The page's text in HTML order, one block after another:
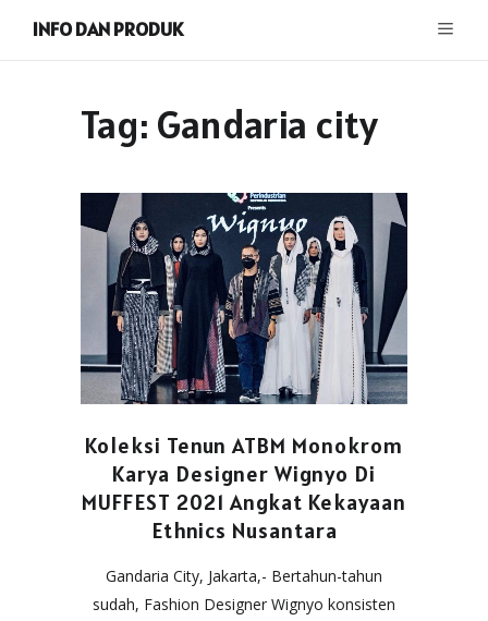
INFO DAN PRODUK
Tag: Gandaria city
Koleksi Tenun ATBM Monokrom
Karya Designer Wignyo Di
MUFFEST 2021 Angkat Kekayaan
Ethnics Nusantara
Gandaria City, Jakarta,- Bertahun-tahun
sudah, Fashion Designer Wignyo konsisten